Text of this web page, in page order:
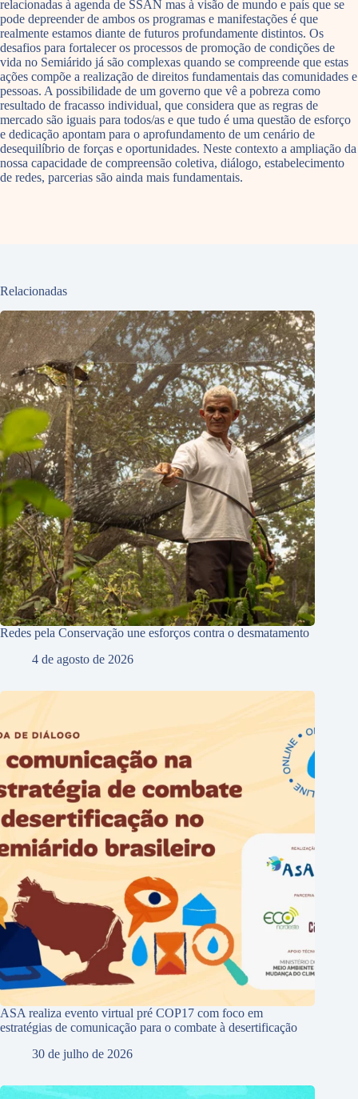
relacionadas à agenda de SSAN mas à visão de mundo e país que se
pode depreender de ambos os programas e manifestações é que
realmente estamos diante de futuros profundamente distintos. Os
desafios para fortalecer os processos de promoção de condições de
vida no Semiárido já são complexas quando se compreende que estas
ações compõe a realização de direitos fundamentais das comunidades e
pessoas. A possibilidade de um governo que vê a pobreza como
resultado de fracasso individual, que considera que as regras de
mercado são iguais para todos/as e que tudo é uma questão de esforço
e dedicação apontam para o aprofundamento de um cenário de
desequilíbrio de forças e oportunidades. Neste contexto a ampliação da
nossa capacidade de compreensão coletiva, diálogo, estabelecimento
de redes, parcerias são ainda mais fundamentais.
Relacionadas
Redes pela Conservação une esforços contra o desmatamento
4 de agosto de 2026
ASA realiza evento virtual pré COP17 com foco em
estratégias de comunicação para o combate à desertificação
30 de julho de 2026